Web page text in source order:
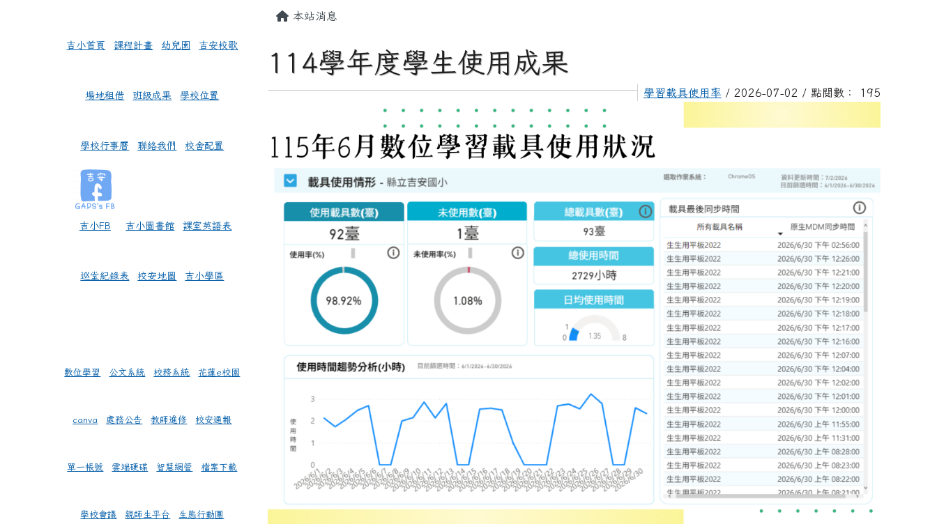
吉小首頁 課程計畫 幼兒園 吉安校歌
場地租借 班級成果 學校位置
學校行事曆 聯絡我們 校舍配置
吉小FB 吉小圖書館 課室英語表
巡堂紀錄表 校安地圖 吉小學區
數位學習 公文系統 校務系統 花蓮e校園
canva 處務公告 教師進修 校安通報
單一帳號 雲端硬碟 智慧網管 檔案下載
學校會議 親師生平台 生態行動團
主內容區域
本站消息
114學年度學生使用成果
學習載具使用率 / 2026-07-02 / 點閱數： 195